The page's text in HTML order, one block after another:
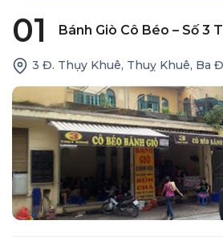
01 Bánh Giò Cô Béo – Số 3
3 Đ. Thụy Khuê, Thuỵ Khuê, Ba